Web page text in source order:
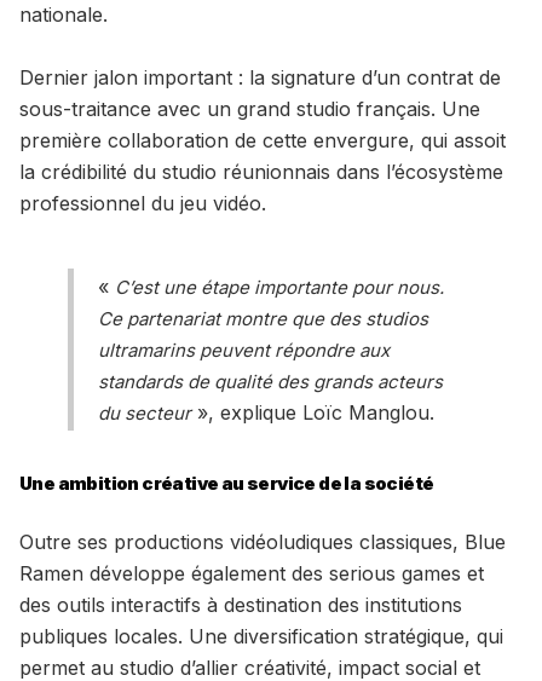
nationale.
Dernier jalon important : la signature d’un contrat de
sous-traitance avec un grand studio français. Une
première collaboration de cette envergure, qui assoit
la crédibilité du studio réunionnais dans l’écosystème
professionnel du jeu vidéo.
« C’est une étape importante pour nous.
Ce partenariat montre que des studios
ultramarins peuvent répondre aux
standards de qualité des grands acteurs
du secteur», explique Loïc Manglou.
Une ambition créative au service de la société
Outre ses productions vidéoludiques classiques, Blue
Ramen développe également des serious games et
des outils interactifs à destination des institutions
publiques locales. Une diversification stratégique, qui
permet au studio d’allier créativité, impact social et